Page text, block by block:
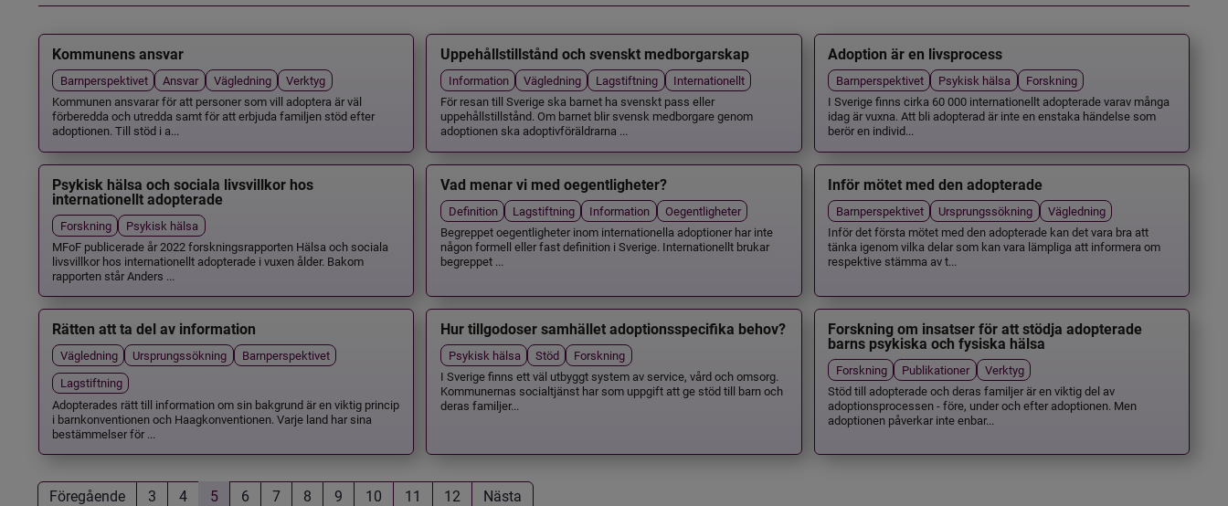
Kommunens ansvar
Barnperspektivet Ansvar Vägledning
Verktyg
Kommunen ansvarar för att personer som vill adoptera är väl
förberedda och utredda samt för att erbjuda familjen stöd efter
adoptionen. Till stöd i a...
Uppehållstillstånd och svenskt medborgarskap
Information Vägledning Lagstiftning
Internationellt
För resan till Sverige ska barnet ha svenskt pass eller
uppehållstillstånd. Om barnet blir svensk medborgare genom
adoptionen ska adoptivföräldrarna ...
Adoption är en livsprocess
Barnperspektivet Psykisk hälsa
Forskning
I Sverige finns cirka 60 000 internationellt adopterade varav många
idag är vuxna. Att bli adopterad är inte en enstaka händelse som
berör en individ...
Psykisk hälsa och sociala livsvillkor hos
internationellt adopterade
Forskning
Psykisk hälsa
MFoF publicerade år 2022 forskningsrapporten Hälsa och sociala
livsvillkor hos internationellt adopterade i vuxen ålder. Bakom
rapporten står Anders ...
Vad menar vi med oegentligheter?
Definition Lagstiftning Information
Oegentligheter
Begreppet oegentligheter inom internationella adoptioner har inte
någon formell eller fast definition i Sverige. Internationellt brukar
begreppet ...
Inför mötet med den adopterade
Barnperspektivet Ursprungssökning
Vägledning
Inför det första mötet med den adopterade kan det vara bra att
tänka igenom vilka delar som kan vara lämpliga att informera om
respektive stämma av t...
Rätten att ta del av information
Vägledning Ursprungssökning
Barnperspektivet
Lagstiftning
Adopterades rätt till information om sin bakgrund är en viktig princip
i barnkonventionen och Haagkonventionen. Varje land har sina
bestämmelser för ...
Hur tillgodoser samhället adoptionsspecifika behov?
Psykisk hälsa Stöd
Forskning
I Sverige finns ett väl utbyggt system av service, vård och omsorg.
Kommunernas socialtjänst har som uppgift att ge stöd till barn och
deras familjer...
Forskning om insatser för att stödja adopterade
barns psykiska och fysiska hälsa
Forskning Publikationer
Verktyg
Stöd till adopterade och deras familjer är en viktig del av
adoptionsprocessen - före, under och efter adoptionen. Men
adoptionen påverkar inte enbar...
Föregående 3 4 5 6 7 8 9 10 11 12 Nästa